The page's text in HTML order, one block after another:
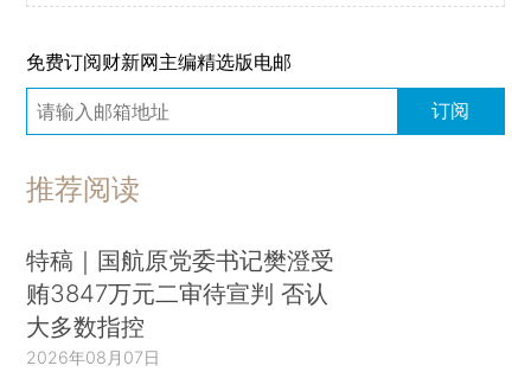
免费订阅财新网主编精选版电邮
订阅
推荐阅读
特稿｜国航原党委书记樊澄受
贿3847万元二审待宣判 否认
大多数指控
2026年08月07日